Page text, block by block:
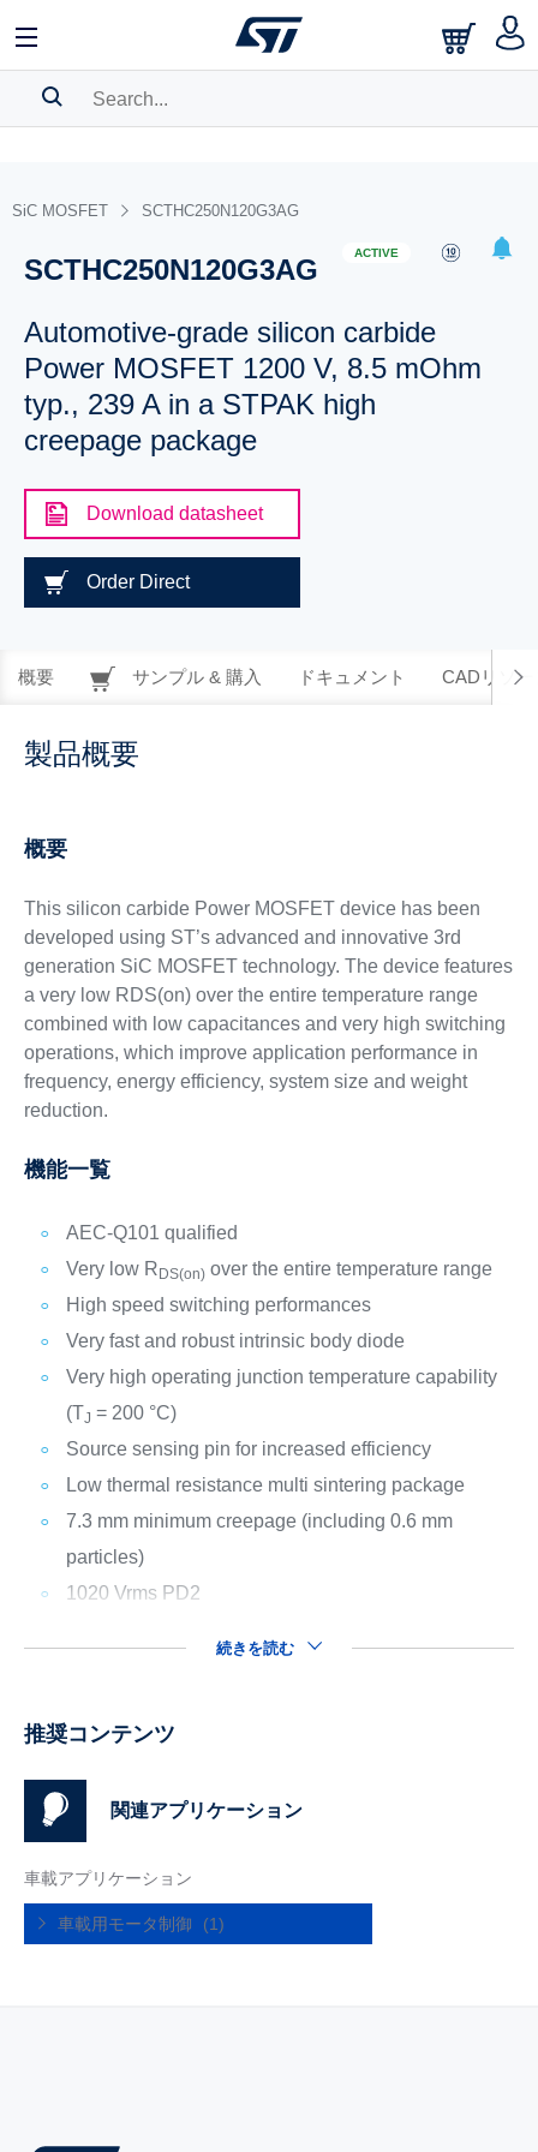
BOOKMARK
to show your saved searches.
SiC MOSFET SCTHC250N120G3AG
SCTHC250N120G3AG
ACTIVE
Automotive-grade silicon carbide
Power MOSFET 1200 V, 8.5 mOhm
typ., 239 A in a STPAK high
creepage package
Download datasheet
Order Direct
概要 サンプル & 購入 ドキュメント CADリソー
製品概要
概要
This silicon carbide Power MOSFET device has been
developed using ST’s advanced and innovative 3rd
generation SiC MOSFET technology. The device features
a very low RDS(on) over the entire temperature range
combined with low capacitances and very high switching
operations, which improve application performance in
frequency, energy efficiency, system size and weight
reduction.
機能一覧
AEC-Q101 qualified
Very low R DS(on)over the entire temperature range
High speed switching performances
Very fast and robust intrinsic body diode
Very high operating junction temperature capability
(TJ = 200 °C)
Source sensing pin for increased efficiency
Low thermal resistance multi sintering package
7.3 mm minimum creepage (including 0.6 mm
particles)
1020 Vrms PD2
続きを読む
推奨コンテンツ
関連アプリケーション
車載アプリケーション
車載用モータ制御 (1)